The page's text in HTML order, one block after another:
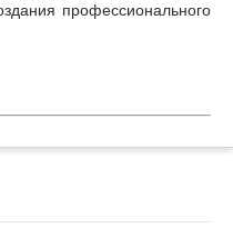
профессионального